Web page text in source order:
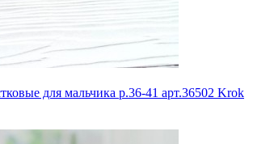
для мальчика р.36-41 арт.36502 Krok